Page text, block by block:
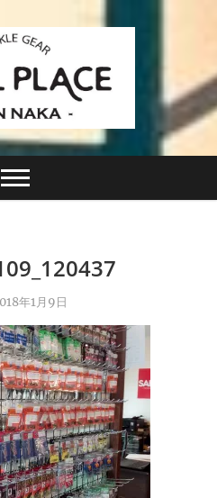
GEAR
ツー
グショップ「ツールプレイ
町に近日オープン！
年1月9日